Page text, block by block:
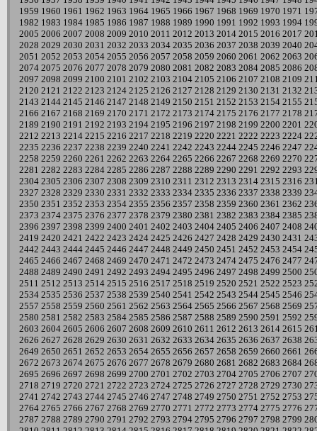
1959 1960 1961 1962 1963 1964 1965 1966 1967 1968 1969 1970 1971
1982 1983 1984 1985 1986 1987 1988 1989 1990 1991 1992 1993 1994
2005 2006 2007 2008 2009 2010 2011 2012 2013 2014 2015 2016 2017
2028 2029 2030 2031 2032 2033 2034 2035 2036 2037 2038 2039 2040
2051 2052 2053 2054 2055 2056 2057 2058 2059 2060 2061 2062 2063
2074 2075 2076 2077 2078 2079 2080 2081 2082 2083 2084 2085 2086
2097 2098 2099 2100 2101 2102 2103 2104 2105 2106 2107 2108 2109
2120 2121 2122 2123 2124 2125 2126 2127 2128 2129 2130 2131 2132
2143 2144 2145 2146 2147 2148 2149 2150 2151 2152 2153 2154 2155
2166 2167 2168 2169 2170 2171 2172 2173 2174 2175 2176 2177 2178
2189 2190 2191 2192 2193 2194 2195 2196 2197 2198 2199 2200 2201
2212 2213 2214 2215 2216 2217 2218 2219 2220 2221 2222 2223 2224
2235 2236 2237 2238 2239 2240 2241 2242 2243 2244 2245 2246 2247
2258 2259 2260 2261 2262 2263 2264 2265 2266 2267 2268 2269 2270
2281 2282 2283 2284 2285 2286 2287 2288 2289 2290 2291 2292 2293
2304 2305 2306 2307 2308 2309 2310 2311 2312 2313 2314 2315 2316
2327 2328 2329 2330 2331 2332 2333 2334 2335 2336 2337 2338 2339
2350 2351 2352 2353 2354 2355 2356 2357 2358 2359 2360 2361 2362
2373 2374 2375 2376 2377 2378 2379 2380 2381 2382 2383 2384 2385
2396 2397 2398 2399 2400 2401 2402 2403 2404 2405 2406 2407 2408
2419 2420 2421 2422 2423 2424 2425 2426 2427 2428 2429 2430 2431
2442 2443 2444 2445 2446 2447 2448 2449 2450 2451 2452 2453 2454
2465 2466 2467 2468 2469 2470 2471 2472 2473 2474 2475 2476 2477
2488 2489 2490 2491 2492 2493 2494 2495 2496 2497 2498 2499 2500
2511 2512 2513 2514 2515 2516 2517 2518 2519 2520 2521 2522 2523
2534 2535 2536 2537 2538 2539 2540 2541 2542 2543 2544 2545 2546
2557 2558 2559 2560 2561 2562 2563 2564 2565 2566 2567 2568 2569
2580 2581 2582 2583 2584 2585 2586 2587 2588 2589 2590 2591 2592
2603 2604 2605 2606 2607 2608 2609 2610 2611 2612 2613 2614 2615
2626 2627 2628 2629 2630 2631 2632 2633 2634 2635 2636 2637 2638
2649 2650 2651 2652 2653 2654 2655 2656 2657 2658 2659 2660 2661
2672 2673 2674 2675 2676 2677 2678 2679 2680 2681 2682 2683 2684
2695 2696 2697 2698 2699 2700 2701 2702 2703 2704 2705 2706 2707
2718 2719 2720 2721 2722 2723 2724 2725 2726 2727 2728 2729 2730
2741 2742 2743 2744 2745 2746 2747 2748 2749 2750 2751 2752 2753
2764 2765 2766 2767 2768 2769 2770 2771 2772 2773 2774 2775 2776
2787 2788 2789 2790 2791 2792 2793 2794 2795 2796 2797 2798 2799